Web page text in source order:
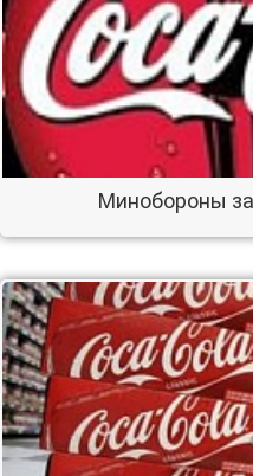
Минобороны